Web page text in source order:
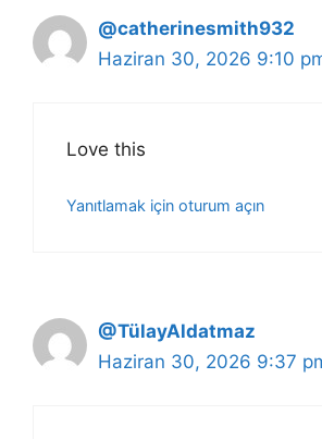
@catherinesmith932
Haziran 30, 2026 9:10
Love this
Yanıtlamak için oturum açın
@TülayAldatmaz
Haziran 30, 2026 9:37